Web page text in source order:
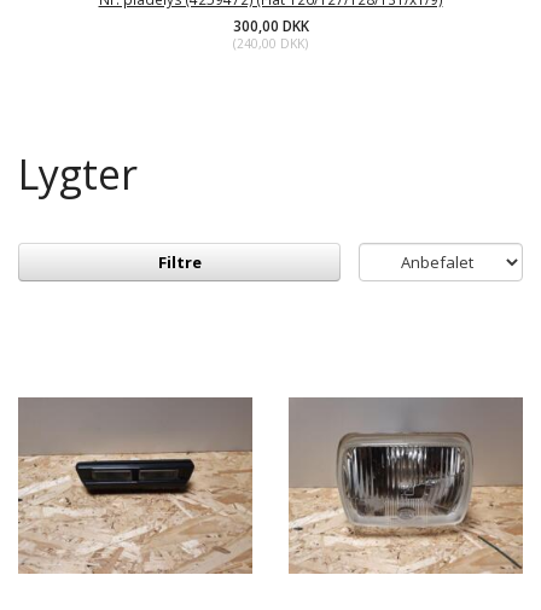
300,00 DKK
(240,00 DKK)
Lygter
Filtre